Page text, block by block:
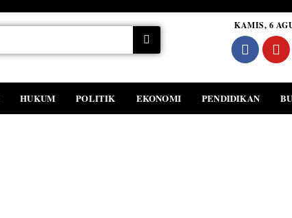
KAMIS, 6
HUKUM POLITIK EKONOMI PENDIDIKAN